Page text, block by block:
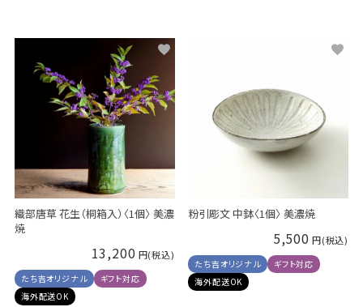
織部唐草 花生（桐箱入）〈1個〉 美濃
焼
13,200
たち吉オリジナル
ギフト対応
海外配送OK
粉引彫文 中鉢〈1個〉 美濃焼
5,500
たち吉オリジナル
ギフト対応
海外配送OK